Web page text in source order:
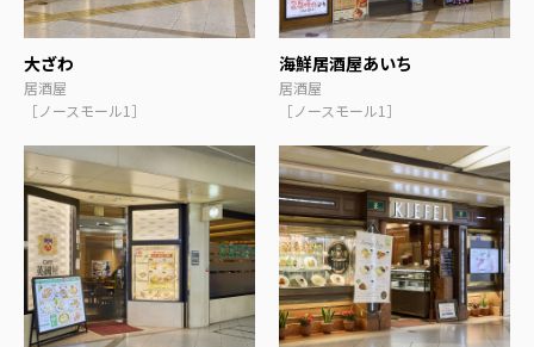
大ざわ
居酒屋
［ノースモール1］
海鮮居酒屋あいち
居酒屋
［ノースモール1］